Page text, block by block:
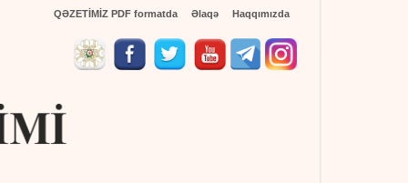
QƏZETİMİZ PDF formatda Əlaqə Haqqımızda